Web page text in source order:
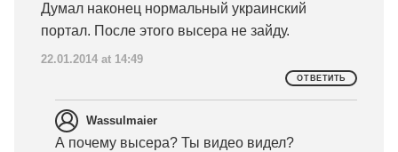
Думал наконец нормальный украинский
портал. После этого высера не зайду.
22.01.2014 at 14:49
ОТВЕТИТЬ
Wassulmaier
А почему высера? Ты видео видел?